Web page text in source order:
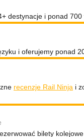
destynacje i ponad 700
i oferujemy ponad
recenzje Rail Ninja i
bilety